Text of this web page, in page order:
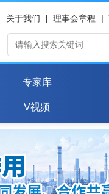
关于我们 | 理事会章程 |
专家库
V视频